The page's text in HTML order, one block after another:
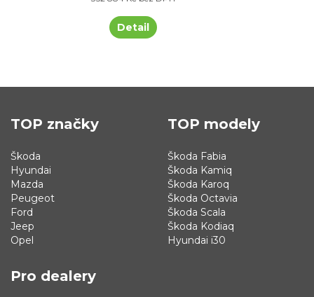
Detail
TOP značky
Škoda
Hyundai
Mazda
Peugeot
Ford
Jeep
Opel
TOP modely
Škoda Fabia
Škoda Kamiq
Škoda Karoq
Škoda Octavia
Škoda Scala
Škoda Kodiaq
Hyundai i30
Pro dealery